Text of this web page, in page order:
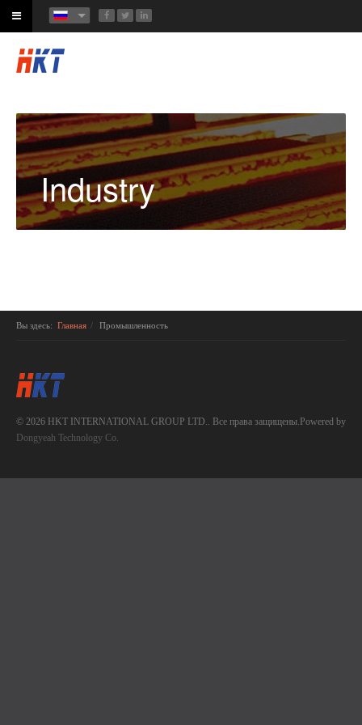
Industry
Вы здесь: Главная Промышленность
© 2026 HKT INTERNATIONAL GROUP LTD.. Все права защищены.Powered by
Dongyeah Technology Co.